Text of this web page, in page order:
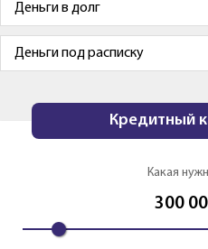
Деньги в долг
Деньги под расписку
Кредитный
Какая
300